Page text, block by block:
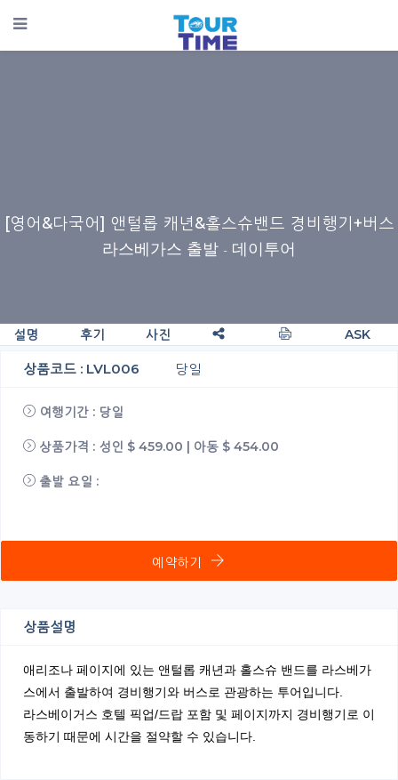
[영어&다국어] 앤털롭 캐년&홀스슈밴드 경비행기+버스
라스베가스 출발 - 데이투어
설명 후기 사진 ASK
상품코드 : LVL006 당일
여행기간 : 당일
상품가격 : 성인 $ 459.00 | 아동 $ 454.00
출발 요일 :
예약하기
상품설명
애리조나 페이지에 있는 앤털롭 캐년과 홀스슈 밴드를 라스베가
스에서 출발하여 경비행기와 버스로 관광하는 투어입니다.
라스베이거스 호텔 픽업/드랍 포함 및 페이지까지 경비행기로 이
동하기 때문에 시간을 절약할 수 있습니다.